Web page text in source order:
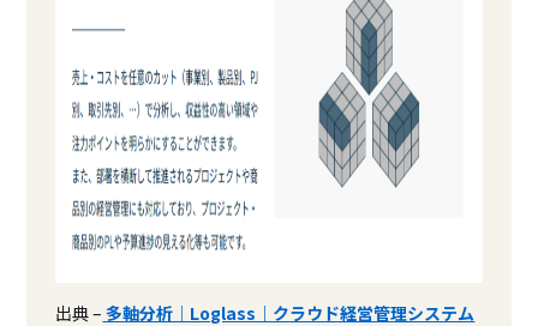
出典 – 多軸分析｜Loglass｜クラウド経営管理システム